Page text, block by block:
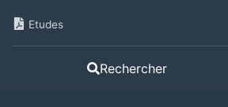
Etudes
Rechercher